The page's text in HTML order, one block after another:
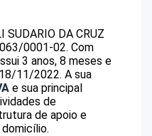
SUDARIO DA CRUZ
0001-02. Com
3 anos, 8 meses e
11/2022. A sua
e sua principal
de
de apoio e